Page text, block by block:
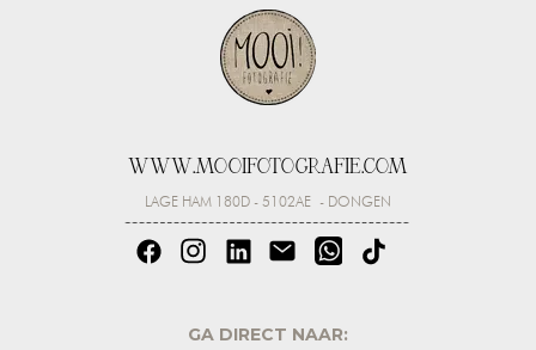
WWW.MOOIFOTOGRAFIE.COM
LAGE HAM 180D - 5102AE - DONGEN
GA DIRECT NAAR: